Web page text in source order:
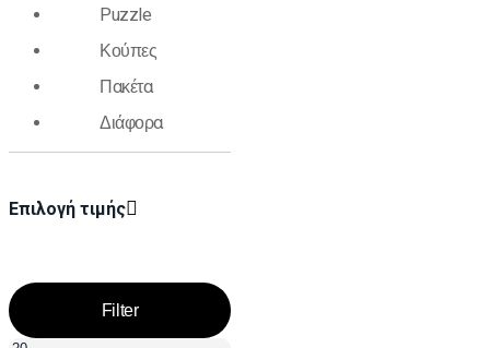
Puzzle
Κούπες
Πακέτα
Διάφορα
Επιλογή τιμής
Filter